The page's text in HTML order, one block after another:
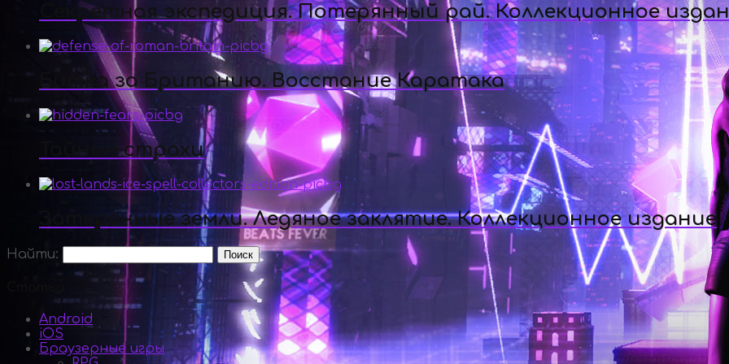
Секретная экспедиция. Потерянный рай. Коллекционное
Битва за Британию. Восстание Каратака
Тайные страхи
Затерянные земли. Ледяное заклятие. Коллекционное издание
Найти:
Android
iOS
Браузерные игры